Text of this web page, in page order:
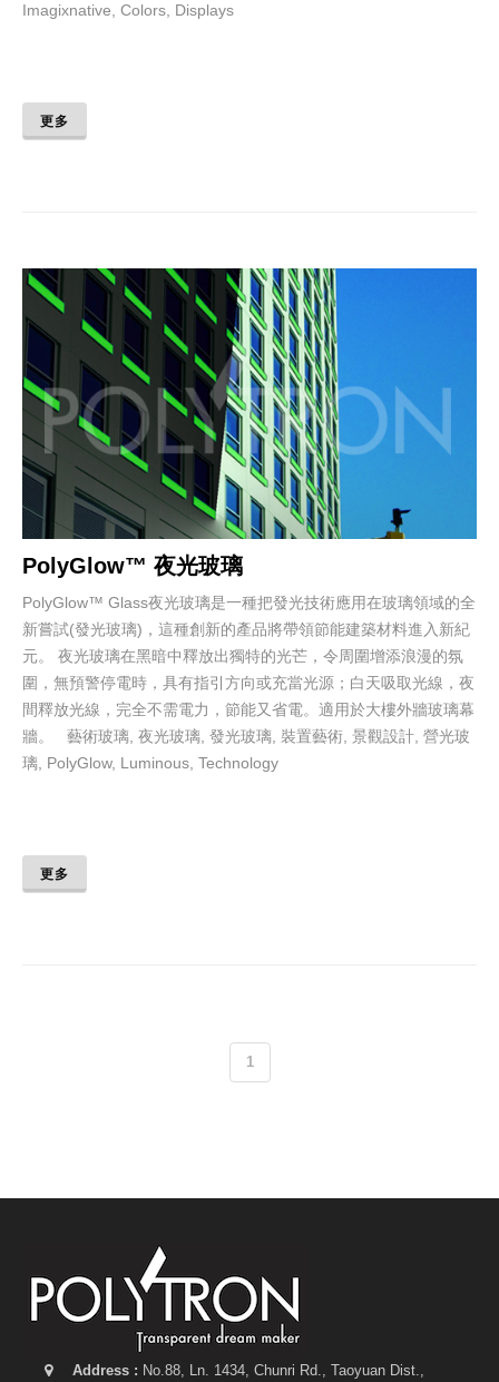
Imagixnative, Colors, Displays
更多
PolyGlow™ 夜光玻璃
PolyGlow™ Glass夜光玻璃是一種把發光技術應用在玻璃領域的全
新嘗試(發光玻璃)，這種創新的產品將帶領節能建築材料進入新紀
元。 夜光玻璃在黑暗中釋放出獨特的光芒，令周圍增添浪漫的氛
圍，無預警停電時，具有指引方向或充當光源；白天吸取光線，夜
間釋放光線，完全不需電力，節能又省電。適用於大樓外牆玻璃幕
牆。 藝術玻璃, 夜光玻璃, 發光玻璃, 裝置藝術, 景觀設計, 營光玻
璃, PolyGlow, Luminous, Technology
更多
1
Address : No.88, Ln. 1434, Chunri Rd., Taoyuan Dist.,